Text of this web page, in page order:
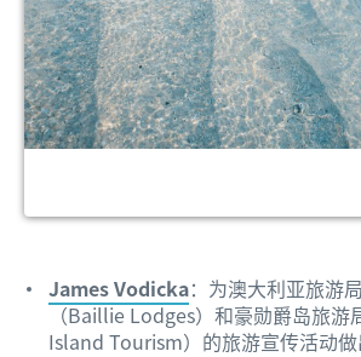
James Vodicka：为澳大利亚旅游
（Baillie Lodges）和豪勋爵岛旅游
Island Tourism）的旅游宣传活动